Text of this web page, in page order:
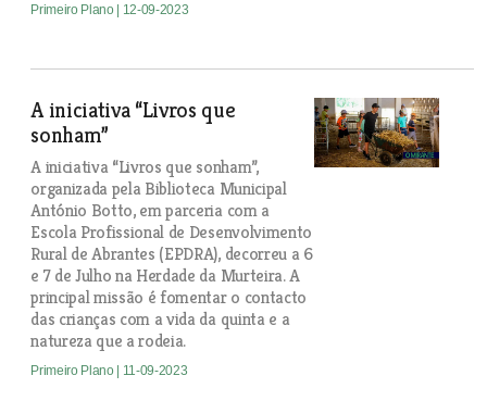
Primeiro Plano | 12-09-2023
A iniciativa “Livros que
sonham”
A iniciativa “Livros que sonham”,
organizada pela Biblioteca Municipal
António Botto, em parceria com a
Escola Profissional de Desenvolvimento
Rural de Abrantes (EPDRA), decorreu a 6
e 7 de Julho na Herdade da Murteira. A
principal missão é fomentar o contacto
das crianças com a vida da quinta e a
natureza que a rodeia.
Primeiro Plano | 11-09-2023